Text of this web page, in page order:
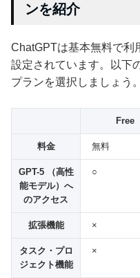
ンを紹介
ChatGPTは基本無料で利
設定されています。以下
プランを選択しましょう。
Free
料金 無料
GPT-5 （高性
能モデル）へ
のアクセス
○
拡張機能 ×
タスク・プロ
ジェクト機能
×